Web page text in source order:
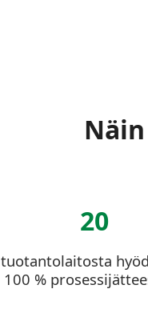
20
tuotantolaitosta
100 %